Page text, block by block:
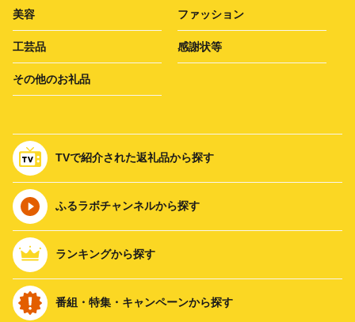
美容 ファッション
工芸品 感謝状等
その他のお礼品
TVで紹介された返礼品から探す
ふるラボチャンネルから探す
ランキングから探す
番組・特集・キャンペーンから探す